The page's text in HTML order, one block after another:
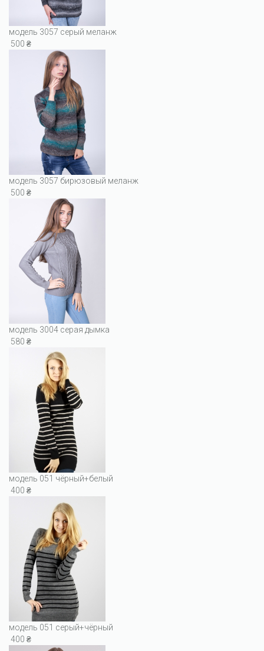
модель 3057 серый меланж
500 ₴
модель 3057 бирюзовый меланж
500 ₴
модель 3004 серая дымка
580 ₴
модель 051 чёрный+белый
400 ₴
модель 051 серый+чёрный
400 ₴